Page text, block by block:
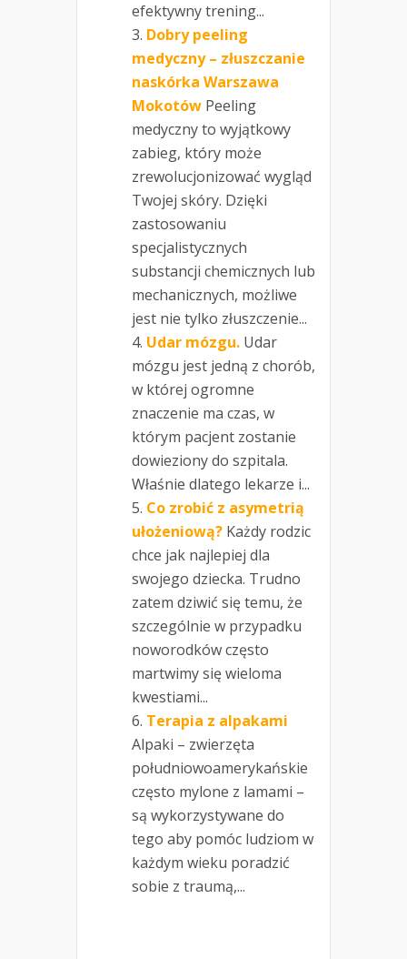
efektywny trening...
Dobry peeling
medyczny – złuszczanie
naskórka Warszawa
Mokotów Peeling
medyczny to wyjątkowy
zabieg, który może
zrewolucjonizować wygląd
Twojej skóry. Dzięki
zastosowaniu
specjalistycznych
substancji chemicznych lub
mechanicznych, możliwe
jest nie tylko złuszczenie...
Udar mózgu. Udar
mózgu jest jedną z chorób,
w której ogromne
znaczenie ma czas, w
którym pacjent zostanie
dowieziony do szpitala.
Właśnie dlatego lekarze i...
Co zrobić z asymetrią
ułożeniową? Każdy rodzic
chce jak najlepiej dla
swojego dziecka. Trudno
zatem dziwić się temu, że
szczególnie w przypadku
noworodków często
martwimy się wieloma
kwestiami...
Terapia z alpakami
Alpaki – zwierzęta
południowoamerykańskie
często mylone z lamami –
są wykorzystywane do
tego aby pomóc ludziom w
każdym wieku poradzić
sobie z traumą,...